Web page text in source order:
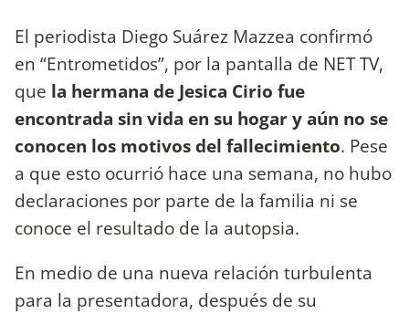
El periodista Diego Suárez Mazzea confirmó
en “Entrometidos”, por la pantalla de NET TV,
que la hermana de Jesica Cirio fue
encontrada sin vida en su hogary aún no se
conocen los motivos del fallecimiento. Pese
a que esto ocurrió hace una semana, no hubo
declaraciones por parte de la familia ni se
conoce el resultado de la autopsia.
En medio de una nueva relación turbulenta
para la presentadora, después de su